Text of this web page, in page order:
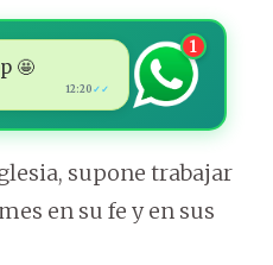
🤩
12:20 ✓✓
1
supone trabajar
en su fe y en sus